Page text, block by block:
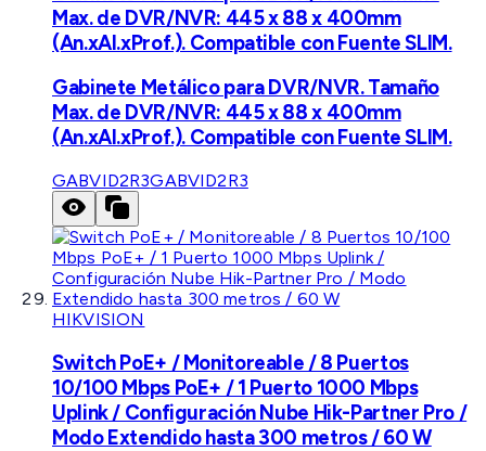
Max. de DVR/NVR: 445 x 88 x 400mm
(An.xAl.xProf.). Compatible con Fuente SLIM.
Gabinete Metálico para DVR/NVR. Tamaño
Max. de DVR/NVR: 445 x 88 x 400mm
(An.xAl.xProf.). Compatible con Fuente SLIM.
GABVID2R3GABVID2R3
HIKVISION
Switch PoE+ / Monitoreable / 8 Puertos
10/100 Mbps PoE+ / 1 Puerto 1000 Mbps
Uplink / Configuración Nube Hik-Partner Pro /
Modo Extendido hasta 300 metros / 60 W